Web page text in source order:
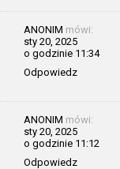
ANONIM mówi:
sty 20, 2025
o godzinie 11:34
Odpowiedz
ANONIM mówi:
sty 20, 2025
o godzinie 11:12
Odpowiedz